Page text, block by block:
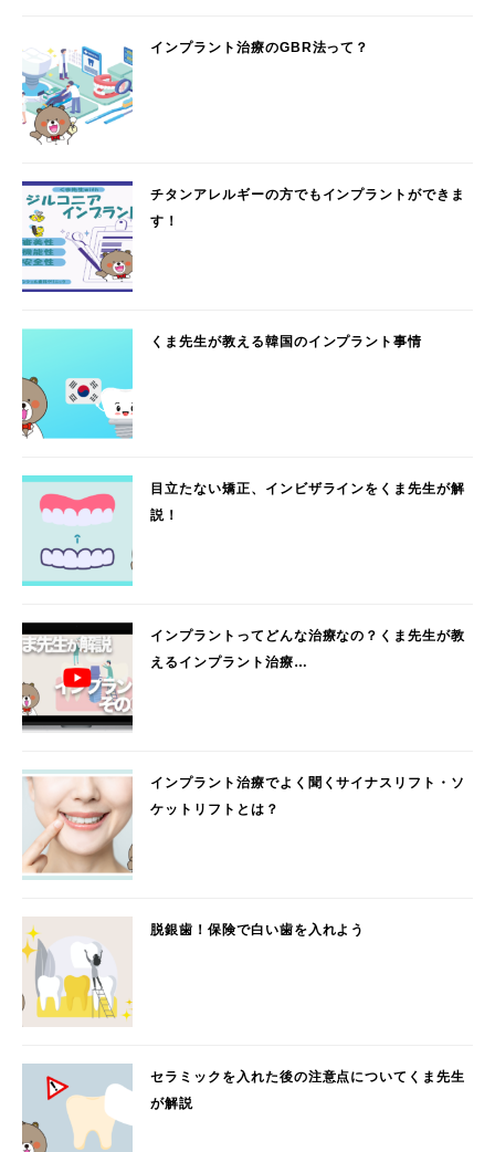
インプラント治療のGBR法って？
チタンアレルギーの方でもインプラントができま
す！
くま先生が教える韓国のインプラント事情
目立たない矯正、インビザラインをくま先生が解
説！
インプラントってどんな治療なの？くま先生が教
えるインプラント治療…
インプラント治療でよく聞くサイナスリフト・ソ
ケットリフトとは？
脱銀歯！保険で白い歯を入れよう
セラミックを入れた後の注意点についてくま先生
が解説